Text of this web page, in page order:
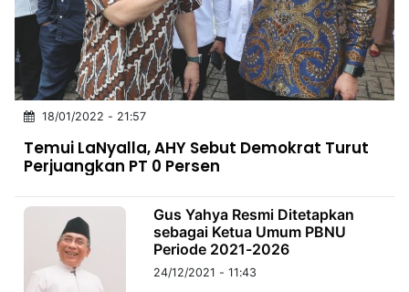
INDONESIA
Partner
NTB
Time
IDN
Jogja
Rakyat
News
Notice
Baru
Follow
Kabarbaru
18/01/2022 - 21:57
Temui LaNyalla, AHY Sebut Demokrat Turut
Perjuangkan PT 0 Persen
Gus Yahya Resmi Ditetapkan
sebagai Ketua Umum PBNU
Periode 2021-2026
24/12/2021 - 11:43